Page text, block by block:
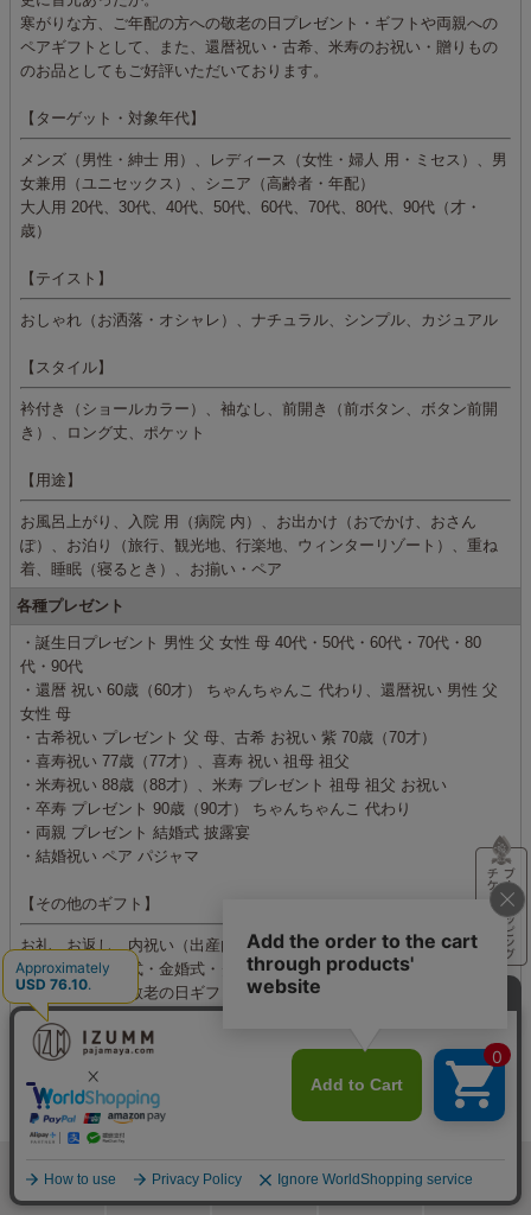
ホーム カート おねむりフェア
寒がりな方、ご年配の方への敬老の日プレゼント・ギフトや両親への
ペアギフトとして、また、還暦祝い・古希、米寿のお祝い・贈りもの
のお品としてもご好評いただいております。
【ターゲット・対象年代】
メンズ（男性・紳士 用）、レディース（女性・婦人 用・ミセス）、男
女兼用（ユニセックス）、シニア（高齢者・年配）
大人用 20代、30代、40代、50代、60代、70代、80代、90代（才・
歳）
【テイスト】
おしゃれ（お洒落・オシャレ）、ナチュラル、シンプル、カジュアル
【スタイル】
衿付き（ショールカラー）、袖なし、前開き（前ボタン、ボタン前開
き）、ロング丈、ポケット
【用途】
お風呂上がり、入院 用（病院 内）、お出かけ（おでかけ、おさん
ぽ）、お泊り（旅行、観光地、行楽地、ウィンターリゾート）、重ね
着、睡眠（寝るとき）、お揃い・ペア
各種プレゼント
・誕生日プレゼント 男性 父 女性 母 40代・50代・60代・70代・80
代・90代
・還暦 祝い 60歳（60才） ちゃんちゃんこ 代わり、還暦祝い 男性 父
女性 母
・古希祝い プレゼント 父 母、古希 お祝い 紫 70歳（70才）
・喜寿祝い 77歳（77才）、喜寿 祝い 祖母 祖父
・米寿祝い 88歳（88才）、米寿 プレゼント 祖母 祖父 お祝い
・卒寿 プレゼント 90歳（90才） ちゃんちゃんこ 代わり
・両親 プレゼント 結婚式 披露宴
・結婚祝い ペア パジャマ
【その他のギフト】
お礼、お返し、内祝い（出産内祝い・結婚内祝い・新築内祝い）、結
婚記念日（銀婚式・金婚式・ダイヤモンド婚式）、敬老の日（敬老の
日プレゼント・敬老の日ギフト）、クリスマスプレゼント、いい夫婦
の日、バレンタインデー、ホワイトデー、傘寿、白寿、百寿、ペアギ
フト、お見舞い、お歳暮、退職祝い、お年賀、両親へのプレゼント、
新築祝い、快気祝い、開業祝い、独立祝い、出世祝い、合格祝い な
ど
ギフト対象
あさん・義理母）、父親（お父さん・おとうさん・義理父）、おばあ
ちゃん、おじいちゃん、祖父母、息子、娘、上司、同僚、友達（友